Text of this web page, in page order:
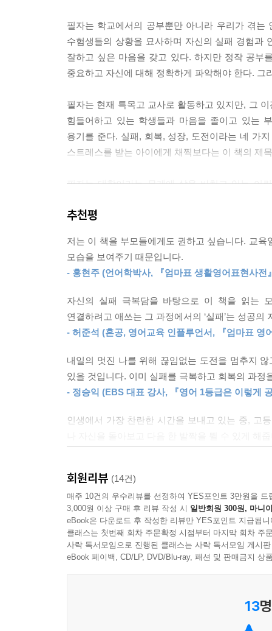
심리학자들도 인간만이 다른 사람들로부터 존중
다. 대학 이름으로 사람을 평가하는 것은 우스운
다. 물론 대학입시를 충실히 준비하며 노력한 대
--- p.106
공부 습관도 마찬가지다. 책상에 앉기까지가 힘
음에 공부 습관을 들이는 건 쉽지 않을 수 있다.
분명한 건 책을 읽는 사람과 안 읽는 사람은 차이
는 것처럼 우리는 책을 읽지 않으면 지배받는 삶
다. 생각 없이, 실천 없이 주구장창 책만 읽는 사
--- p.195
주변엔 공부가 자신의 체질이 아니라고 생각하는
렵다고 포기하고, 일이 어렵다고 포기하고, 인간
--- p.300
필자는 학교에서의 공부뿐만 아니라 우리가 겪
수험생들의 상황을 묘사하며 자신의 실패 경험과
잘하고 싶은 마음을 갖고 있다. 하지만 정작 공부
중요하고 자신에 대해 정확하게 파악해야 한다.
필자는 현재 특목고 교사로 활동하고 있지만, 그
힘들어하고 있는 학생들과 마음을 졸이고 있는
용기를 준다. 실패, 회복, 성장, 도전이라는 네 가
스트레스를 받는 아이에게 채찍보다는 이 책의 제
필자는 대학이라는 무게에 삶을 바치고 있는 어
그렇다고 냉철한 조언을 던지는 것이 아니라 따스
이 책을 부모들에게도 꼭 권하고 싶다. 교육열 높
잘 보여주기 때문이다. 그리고 아이들의 불안, 무
부모들이 자녀들을 더 잘 이해할 수 있기를 바란
자신에게 꼭 맞는 일과 인생, 비전을 찾아가는 데
추천평
저는 이 책을 부모들에게도 권하고 싶습니다. 교
모습을 보여주기 때문입니다.
- 홍현주 (언어학박사, 『엄마표 생활영어표현사전
자신의 실패 극복담을 바탕으로 이 책을 읽는
연결하려고 애쓰는 그 과정에서의 ‘실패’는 성공
- 허준석 (혼공, 영어교육 인플루언서, 『엄마표 영
내일의 멋진 나를 위해 끊임없는 도전을 멈추지
있을 것입니다. 이미 실패를 극복하고 회복의 과
- 정승익 (EBS 대표 강사, 『영어 1등급은 이렇게
인생에서 가장 찬란한 시간을 보내고 있는 중, 고
어쩌면 우리 어른들조차 스스로 어떤 부모와 교육
적이 없기에 아이들을 으레 우리가 해왔던 방식 그
- 따스 이은주 (교사 인플루언서, 『알파벳 무작정
높은 목표를 이루는 게 성공이 아니라 어제의
저에게는 흔한 자기계발서들의 한 마디보다 훨씬
회원리뷰 (14건)
매주 10건의 우수리뷰를 선정하여 YES포인트 3만원을 드
3,000원 이상 구매 후 리뷰 작성 시 일반회원 300원, 마니
eBook은 다운로드 후 작성한 리뷰만 YES포인트 지급됩니
클래스는 첫번째 회차 주문확정 시점부터 마지막 회차 주
사락 독서모임으로 진행된 클래스는 사락 독서모임 게시
eBook 페이백, CD/LP, DVD/Blu-ray, 패션 및 판매금지 상
13